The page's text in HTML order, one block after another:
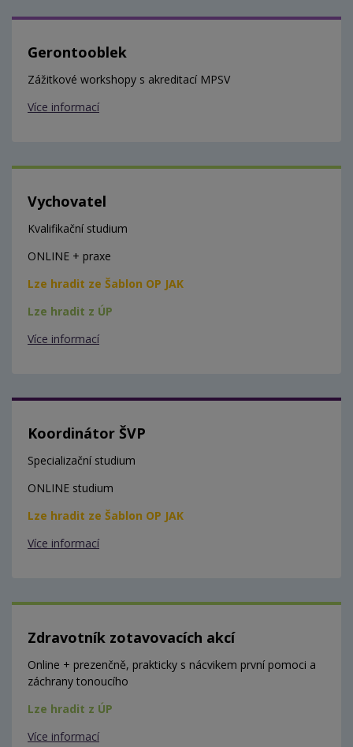
Gerontooblek
Zážitkové workshopy s akreditací MPSV
Více informací
Vychovatel
Kvalifikační studium
ONLINE + praxe
Lze hradit ze Šablon OP JAK
Lze hradit z ÚP
Více informací
Koordinátor ŠVP
Specializační studium
ONLINE studium
Lze hradit ze Šablon OP JAK
Více informací
Zdravotník zotavovacích akcí
Online + prezenčně, prakticky s nácvikem první pomoci a
záchrany tonoucího
Lze hradit z ÚP
Více informací